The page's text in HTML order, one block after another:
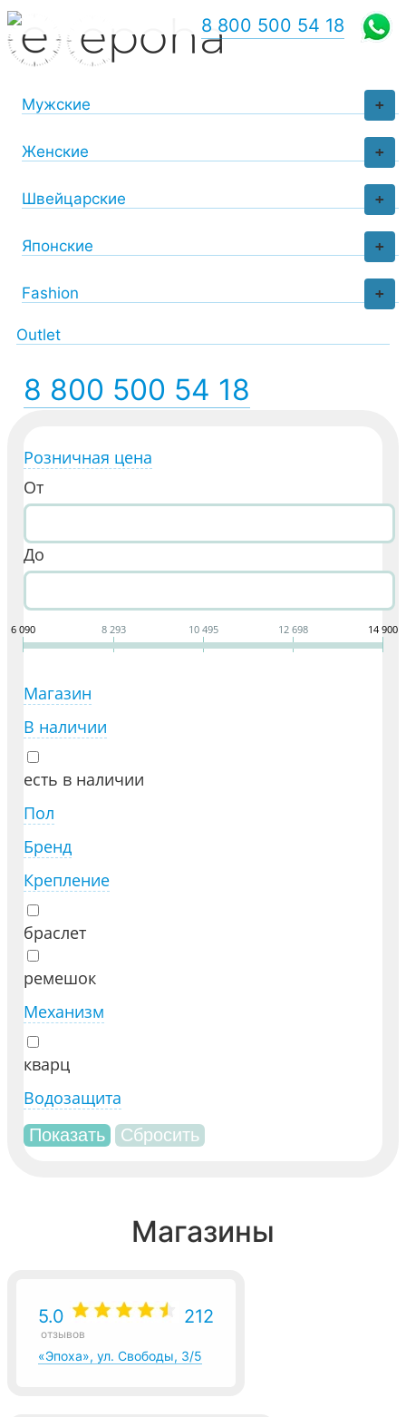
+
Мужские
+
Женские
+
Швейцарские
+
Японские
+
Fashion
Outlet
8 800 500 54 18
8 800 500 54 18
Розничная цена
От
До
6 090 8 293 10 495 12 698 14 900
Магазин
В наличии
есть в наличии
Пол
Бренд
Крепление
браслет
ремешок
Механизм
кварц
Водозащита
Магазины
5.0 212
отзывов
«Эпоха», ул. Свободы, 3/5